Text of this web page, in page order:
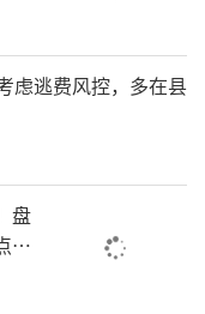
逃费风控，多在县
盘
之